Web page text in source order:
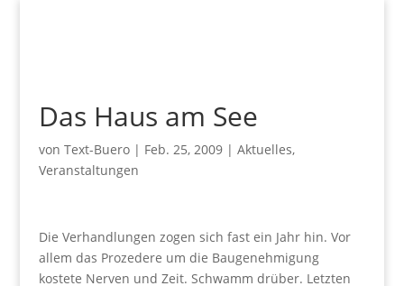
Das Haus am See
von Text-Buero| Feb. 25, 2009| Aktuelles,
Veranstaltungen
Die Verhandlungen zogen sich fast ein Jahr hin. Vor
allem das Prozedere um die Baugenehmigung
kostete Nerven und Zeit. Schwamm drüber. Letzten